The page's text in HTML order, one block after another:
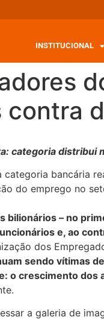
INSTITUCIONAL
contra
categoria
bancária
do emprego no
bilionários – no
e, ao
dos
sendo vítimas
o crescimento dos
a galeria de